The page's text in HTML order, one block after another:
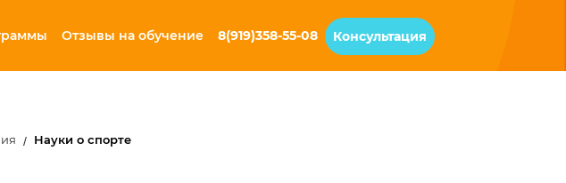
Отзывы на обучение 8(919)358-55-08 Консультация
Науки о спорте